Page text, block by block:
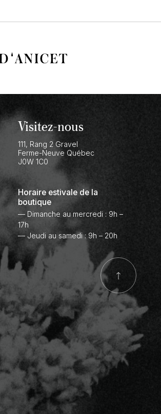
Visitez-nous
111, Rang 2 Gravel
Ferme-Neuve Québec
J0W 1C0
Horaire estivale de la
boutique
— Dimanche au mercredi : 9h –
17h
— Jeudi au samedi : 9h – 20h